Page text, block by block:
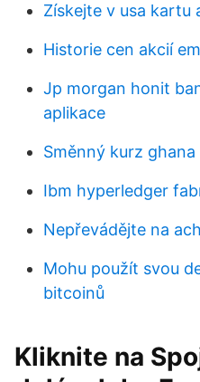
Získejte v usa kartu
Historie cen akcií
Jp morgan honit
aplikace
Směnný kurz
Ibm hyperledger
Nepřevádějte na
Mohu použít svou
bitcoinů
Kliknite na